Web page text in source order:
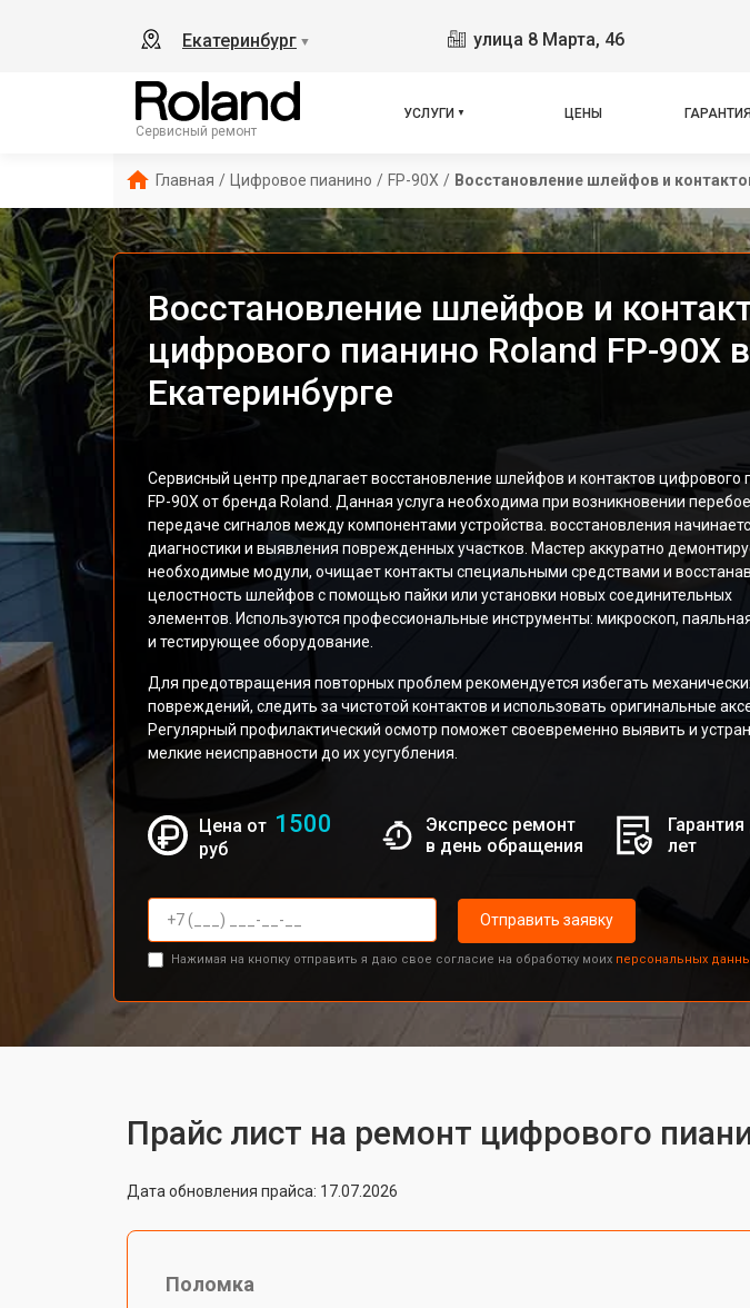
Екатеринбург ▼ улица 8 Марта, 46
Сервисный ремонт
УСЛУГИ ЦЕНЫ ГАРАНТИЯ
Главная / Цифровое пианино / FP-90X / Восстановление шлейфов и
Восстановление шлейфов и
цифрового пианино Roland FP-90X в
Екатеринбурге
Сервисный центр предлагает восстановление шлейфов и контактов цифрового
FP-90X от бренда Roland. Данная услуга необходима при возникновении
передаче сигналов между компонентами устройства. восстановления
диагностики и выявления поврежденных участков. Мастер аккуратно
необходимые модули, очищает контакты специальными средствами и
целостность шлейфов с помощью пайки или установки новых соединительных
элементов. Используются профессиональные инструменты: микроскоп,
и тестирующее оборудование.
Для предотвращения повторных проблем рекомендуется избегать
повреждений, следить за чистотой контактов и использовать оригинальные
Регулярный профилактический осмотр поможет своевременно выявить и
мелкие неисправности до их усугубления.
Цена от 1500
руб
Экспресс ремонт
в день обращения
лет
Отправить заявку
Нажимая на кнопку отправить я даю свое согласие на обработку моих персональных
Прайс лист на ремонт цифрового
Дата обновления прайса: 17.07.2026
Поломка